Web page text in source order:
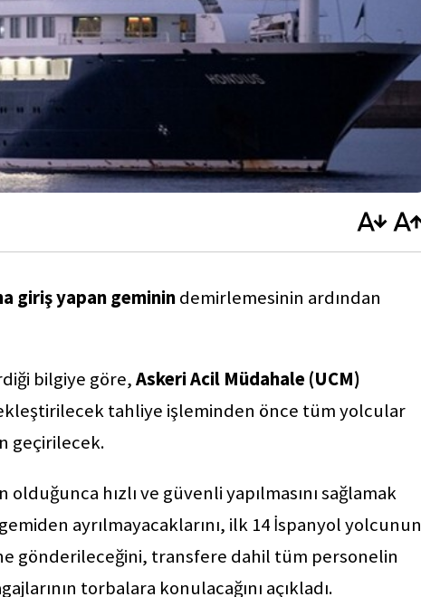
giriş yapan geminindemirlemesinin ardından
bilgiye göre,Askeri Acil Müdahale (UCM)
tahliye işleminden önce tüm yolcular
geçirilecek.
hızlı ve güvenli yapılmasını sağlamak
ayrılmayacaklarını, ilk 14 İspanyol yolcunun
gönderileceğini, transfere dahil tüm personelin
torbalara konulacağını açıkladı.